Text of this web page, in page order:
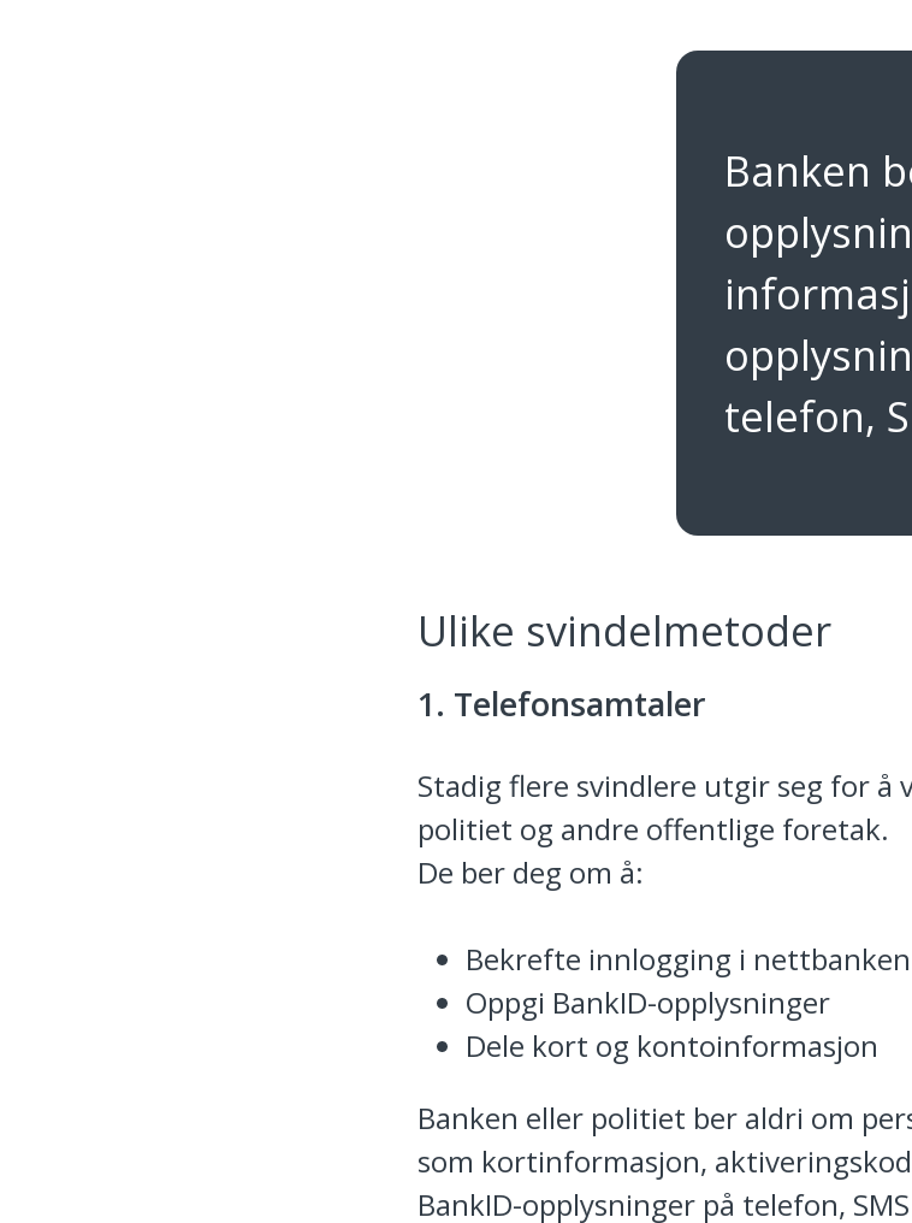
Banken
telefon,
Ulike svindelmetoder
1. Telefonsamtaler
Stadig flere svindlere utgir seg for å
politiet og andre offentlige foretak.
De ber deg om å:
Bekrefte innlogging i nettbanken
Oppgi BankID-opplysninger
Dele kort og kontoinformasjon
Banken eller politiet ber aldri om
som kortinformasjon,
BankID-opplysninger på telefon,